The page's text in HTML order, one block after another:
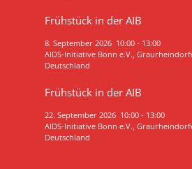
Frühstück in der AIB
8. September 2026 10:00 - 13:00
AIDS-Initiative Bonn e.V.,
Deutschland
Frühstück in der AIB
22. September 2026 10:00 - 13:00
AIDS-Initiative Bonn e.V.,
Deutschland